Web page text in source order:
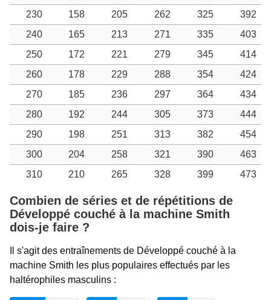
230
158 205 262 325
392
240
165 213 271 335
403
250
172 221 279 345
414
260
178 229 288 354
424
270
185 236 297 364
434
280
192 244 305 373
444
290
198 251 313 382
454
300
204 258 321 390
463
310
210 265 328 399 473
Combien de séries et de répétitions de
Développé couché à la machine Smith
dois-je faire ?
Il s'agit des entraînements de Développé couché à la
machine Smith les plus populaires effectués par les
haltérophiles masculins :